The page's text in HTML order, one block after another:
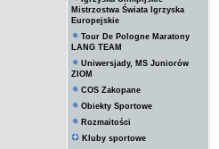
Mistrzostwa Świata Igrzyska
Europejskie
Tour De Pologne Maratony
LANG TEAM
Uniwersjady, MS Juniorów
ZIOM
COS Zakopane
Obiekty Sportowe
Rozmaitości
Kluby sportowe